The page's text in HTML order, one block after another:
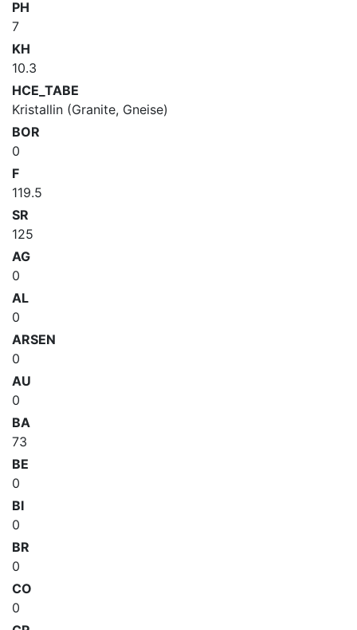
PH
7
KH
10.3
HCE_TABE
Kristallin (Granite, Gneise)
BOR
0
F
119.5
SR
125
AG
0
AL
0
ARSEN
0
AU
0
BA
73
BE
0
BI
0
BR
0
CO
0